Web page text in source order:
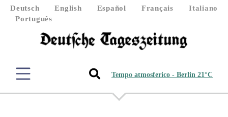
Deutsch English Español Français
Italiano
Português
Tempo atmosferico - Berlin 21°C